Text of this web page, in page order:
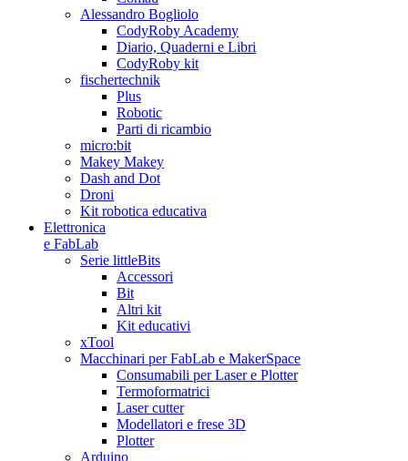
Alessandro Bogliolo
CodyRoby Academy
Diario, Quaderni e Libri
CodyRoby kit
fischertechnik
Plus
Robotic
Parti di ricambio
micro:bit
Makey Makey
Dash and Dot
Droni
Kit robotica educativa
Elettronica
e FabLab
Serie littleBits
Accessori
Bit
Altri kit
Kit educativi
xTool
Macchinari per FabLab e MakerSpace
Consumabili per Laser e Plotter
Termoformatrici
Laser cutter
Modellatori e frese 3D
Plotter
Arduino